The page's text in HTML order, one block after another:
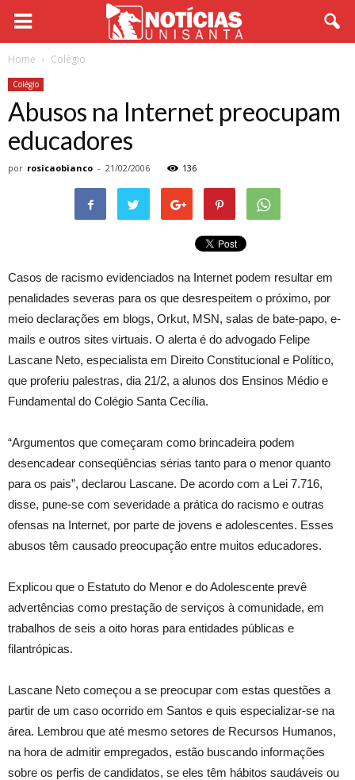
Home Colégio
Colégio
Abusos na Internet preocupam
educadores
por rosicaobianco - 21/02/2006 136
Casos de racismo evidenciados na Internet podem resultar em
penalidades severas para os que desrespeitem o próximo, por
meio declarações em blogs, Orkut, MSN, salas de bate-papo, e-
mails e outros sites virtuais. O alerta é do advogado Felipe
Lascane Neto, especialista em Direito Constitucional e Político,
que proferiu palestras, dia 21/2, a alunos dos Ensinos Médio e
Fundamental do Colégio Santa Cecília.
“Argumentos que começaram como brincadeira podem
desencadear conseqüências sérias tanto para o menor quanto
para os pais”, declarou Lascane. De acordo com a Lei 7.716,
disse, pune-se com severidade a prática do racismo e outras
ofensas na Internet, por parte de jovens e adolescentes. Esses
abusos têm causado preocupação entre muitos educadores.
Explicou que o Estatuto do Menor e do Adolescente prevê
advertências como prestação de serviços à comunidade, em
trabalhos de seis a oito horas para entidades públicas e
filantrópicas.
Lascane Neto começou a se preocupar com estas questões a
partir de um caso ocorrido em Santos e quis especializar-se na
área. Lembrou que até mesmo setores de Recursos Humanos,
na hora de admitir empregados, estão buscando informações
sobre os perfis de candidatos, se eles têm hábitos saudáveis ou